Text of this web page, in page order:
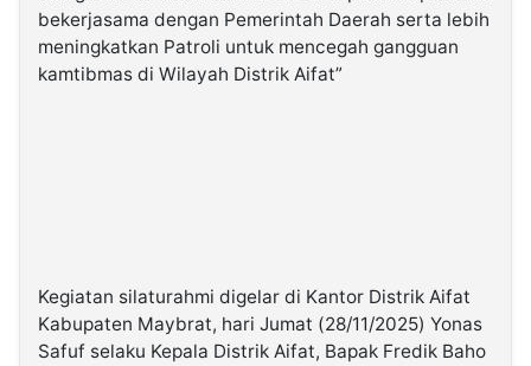
bekerjasama dengan Pemerintah Daerah serta lebih
meningkatkan Patroli untuk mencegah gangguan
kamtibmas di Wilayah Distrik Aifat”
Kegiatan silaturahmi digelar di Kantor Distrik Aifat
Kabupaten Maybrat, hari Jumat (28/11/2025) Yonas
Safuf selaku Kepala Distrik Aifat, Bapak Fredik Baho